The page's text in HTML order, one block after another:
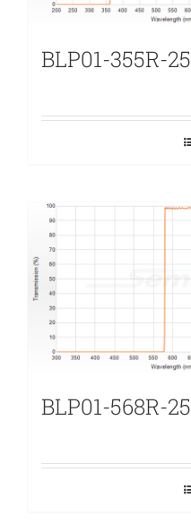
BLP01-355R-25
BLP01-568R-25